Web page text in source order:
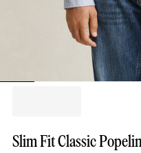
Slim Fit Classic